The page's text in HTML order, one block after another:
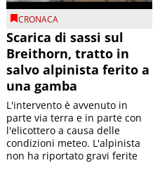
CRONACA
Scarica di sassi sul
Breithorn, tratto in
salvo alpinista ferito a
una gamba
L'intervento è avvenuto in
parte via terra e in parte con
l'elicottero a causa delle
condizioni meteo. L'alpinista
non ha riportato gravi ferite